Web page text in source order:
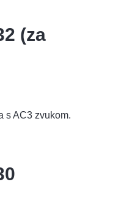
(za
s AC3 zvukom.